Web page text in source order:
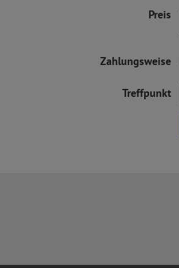
Preis
Zahlungsweise
Treffpunkt